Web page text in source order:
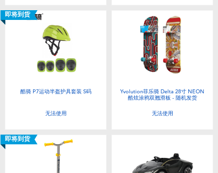
即将到货
酷骑 P7运动半盔护具套装 S码
无法使用
Yvolution菲乐骑 Delta 28寸 NEON
酷炫涂鸦双翘滑板 - 随机发货
无法使用
即将到货